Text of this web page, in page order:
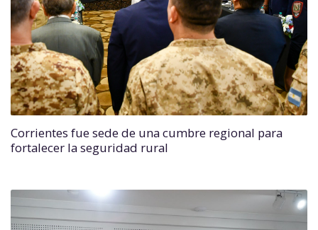
Corrientes fue sede de una cumbre regional para
fortalecer la seguridad rural